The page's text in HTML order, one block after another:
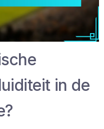
in de